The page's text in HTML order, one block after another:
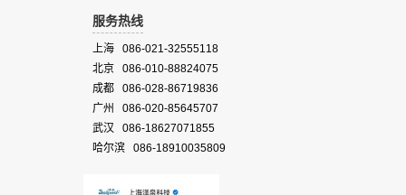
服务热线
上海 086-021-32555118
北京 086-010-88824075
成都 086-028-86719836
广州 086-020-85645707
武汉 086-18627071855
哈尔滨 086-18910035809